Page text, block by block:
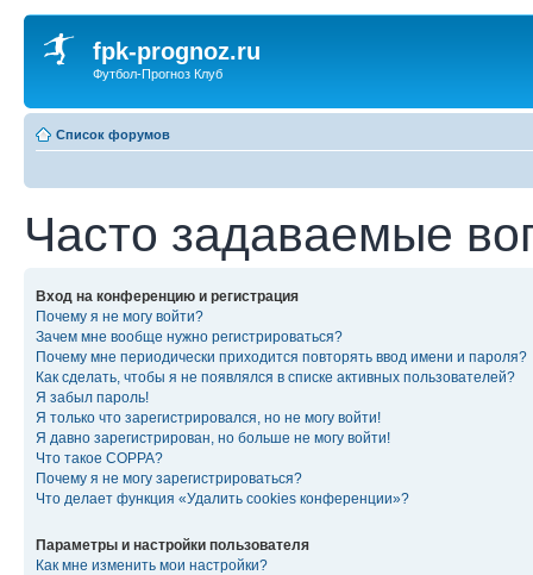
fpk-prognoz.ru
Футбол-Прогноз Клуб
Список форумов
Часто задаваемые
Вход на конференцию и регистрация
Почему я не могу войти?
Зачем мне вообще нужно регистрироваться?
Почему мне периодически приходится повторять ввод имени и пароля?
Как сделать, чтобы я не появлялся в списке активных пользователей?
Я забыл пароль!
Я только что зарегистрировался, но не могу войти!
Я давно зарегистрирован, но больше не могу войти!
Что такое COPPA?
Почему я не могу зарегистрироваться?
Что делает функция «Удалить cookies конференции»?
Параметры и настройки пользователя
Как мне изменить мои настройки?